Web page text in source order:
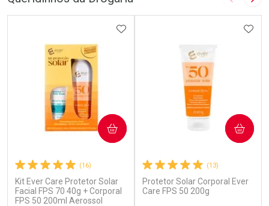
Imagem
(16)
Kit Ever Care Protetor Solar
Facial FPS 70 40g + Corporal
FPS 50 200ml Aerossol
ADICIONAR AOS FAVORITOS
COMPRAR
(13)
Protetor Solar Corporal Ever
Care FPS 50 200g
COMPRAR